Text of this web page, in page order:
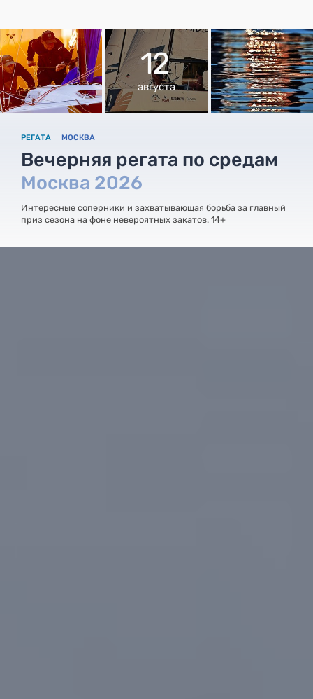
12
августа
РЕГАТА МОСКВА
Вечерняя регата по средам
Москва 2026
Интересные соперники и захватывающая борьба за главный
приз сезона на фоне невероятных закатов. 14+